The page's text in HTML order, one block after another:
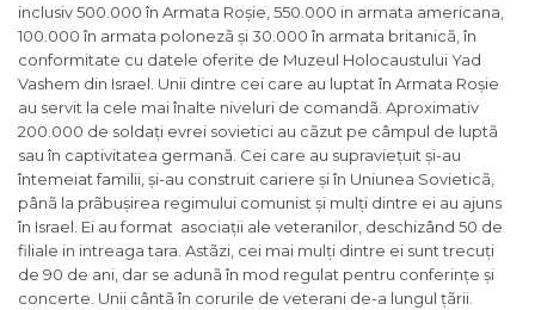
inclusiv 500.000 în Armata Roșie, 550.000 in armata americana,
100.000 în armata polonezã și 30.000 în armata britanicã, în
conformitate cu datele oferite de Muzeul Holocaustului Yad
Vashem din Israel. Unii dintre cei care au luptat în Armata Roșie
au servit la cele mai înalte niveluri de comandã. Aproximativ
200.000 de soldați evrei sovietici au cãzut pe câmpul de luptã
sau în captivitatea germanã. Cei care au supraviețuit și-au
întemeiat familii, și-au construit cariere și în Uniunea Sovieticã,
pânã la prãbușirea regimului comunist și mulți dintre ei au ajuns
în Israel. Ei au format asociații ale veteranilor, deschizând 50 de
filiale in intreaga tara. Astãzi, cei mai mulți dintre ei sunt trecuți
de 90 de ani, dar se adunã în mod regulat pentru conferințe și
concerte. Unii cântã în corurile de veterani de-a lungul țãrii.